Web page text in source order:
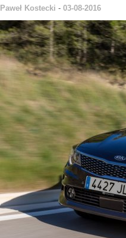
Paweł Kostecki - 03-08-2016